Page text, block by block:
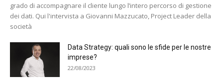
grado di accompagnare il cliente lungo l’intero percorso di gestione
dei dati. Qui l'intervista a Giovanni Mazzucato, Project Leader della
società
Data Strategy: quali sono le sfide per le nostre
imprese?
22/08/2023